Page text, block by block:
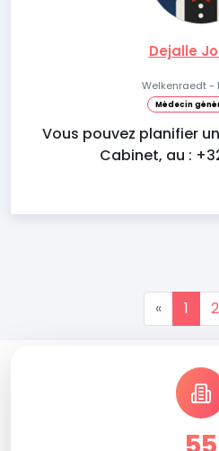
Dejalle
Welkenraedt -
Médecin
Vous pouvez planifier
Cabinet, au :
« 1 2